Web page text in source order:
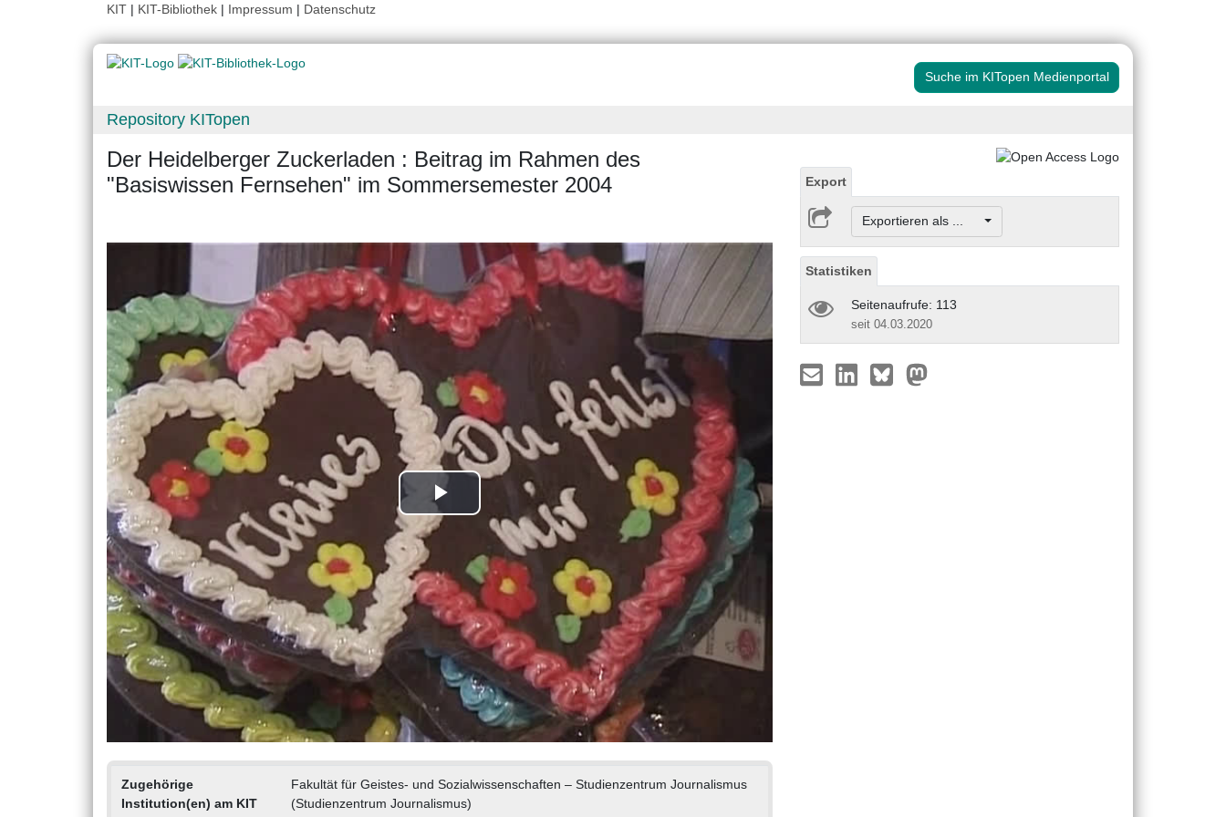
KIT | KIT-Bibliothek | Impressum | Datenschutz
Suche im KITopen Medienportal
Repository KITopen
Der Heidelberger Zuckerladen : Beitrag im Rahmen des
"Basiswissen Fernsehen" im Sommersemester 2004
Play
Video
Zugehörige
Institution(en) am KIT
Fakultät für Geistes- und Sozialwissenschaften – Studienzentrum Journalismus
(Studienzentrum Journalismus)
Export
Exportieren als ...
Statistiken
Seitenaufrufe: 113
seit 04.03.2020